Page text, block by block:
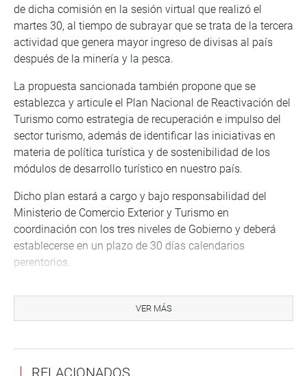
de dicha comisión en la sesión virtual que realizó el
martes 30, al tiempo de subrayar que se trata de la tercera
actividad que genera mayor ingreso de divisas al país
después de la minería y la pesca.
La propuesta sancionada también propone que se
establezca y articule el Plan Nacional de Reactivación del
Turismo como estrategia de recuperación e impulso del
sector turismo, además de identificar las iniciativas en
materia de política turística y de sostenibilidad de los
módulos de desarrollo turístico en nuestro país.
Dicho plan estará a cargo y bajo responsabilidad del
Ministerio de Comercio Exterior y Turismo en
coordinación con los tres niveles de Gobierno y deberá
establecerse en un plazo de 30 días calendarios
perentorios.
regionales y locales, en el marco de su autonomía y
competencia, la asignación de hasta el 10 % de sus
priorización de proyectos de infraestructura.
VER MÁS
RELACIONADOS